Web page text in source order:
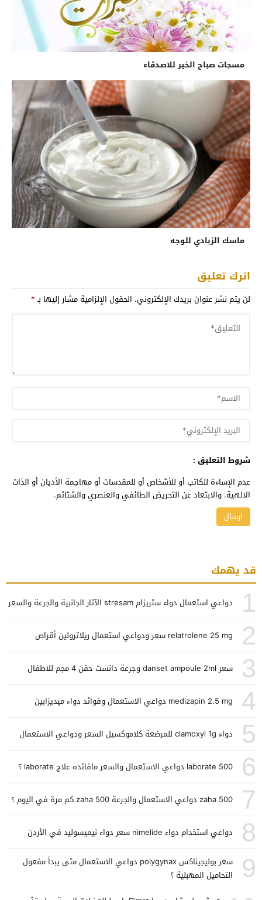
مسجات صباح الخير للاصدقاء
ماسك الزبادي للوجه
اترك تعليق
لن يتم نشر عنوان بريدك الإلكتروني. الحقول الإلزامية مشار إليها بـ*
شروط التعليق :
عدم الإساءة للكاتب أو للأشخاص أو للمقدسات أو مهاجمة الأديان أو الذات
الالهية. والابتعاد عن التحريض الطائفي والعنصري والشتائم.
قد يهمك
1 دواعي استعمال دواء ستريزام stresam الآثار الجانبية والجرعة والسعر
2 relatrolene 25 mg سعر ودواعي استعمال ريلاترولين أقراص
3 سعر danset ampoule 2ml وجرعة دانست حقن 4 مجم للاطفال
4 medizapin 2.5 mg دواعي الاستعمال وفوائد دواء ميديزابين
5 دواء clamoxyl 1g للمرضعة كلاموكسيل السعر ودواعي الاستعمال
6 laborate 500 دواعي الاستعمال والسعر مافائده علاج laborate ؟
7 zaha 500 دواعي الاستعمال والجرعة zaha 500 كم مرة في اليوم ؟
8 دواعي استخدام دواء nimelide سعر دواء نيميسوليد في الأردن
9
سعر بوليجيناكس polygynax دواعي الاستعمال متى يبدأ مفعول
التحاميل المهبلية ؟